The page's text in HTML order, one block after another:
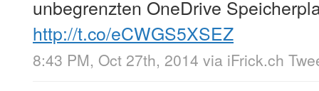
unbegrenzten OneDrive
http://t.co/eCWGS5XSEZ
8:43 PM, Oct 27th, 2014 via iFrick.ch